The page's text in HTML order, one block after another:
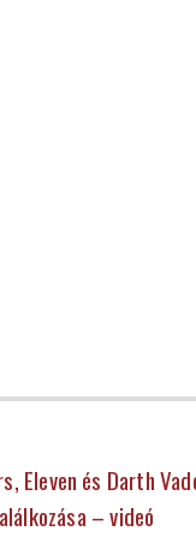
Eleven és Darth
– videó